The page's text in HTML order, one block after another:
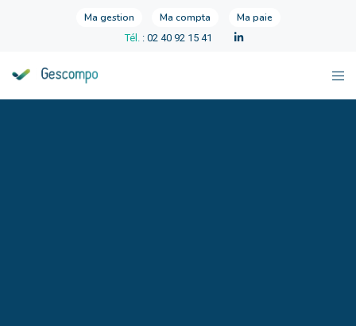
Ma gestion Ma compta Ma paie
Tél. : 02 40 92 15 41